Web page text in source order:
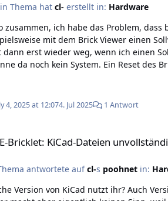
Thema hat cl-erstellt in: Hardware
einem unserer Motorized Linear Poti spezielle Positionen (bzw. Bereiche) zu einem hektischen Zucken führen. Wenn ich
mit dem Brick Viewer einen
dann erst wieder weg, wenn ich einen
da noch kein System. Ein Reset des Bricklets ändert
4, 2025 at 12:074. Jul 2025 1 Antwort
Bricklet: KiCad-Dateien
antwortete aufcl-s poohnetin:
von KiCad nutzt ihr? Auch Version 7? Wenn ich die kicad-libraries (euer git) in meine Library Path hinzufüge, bekomme ich den